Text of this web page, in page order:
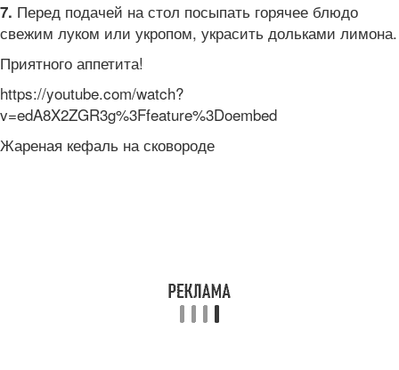
7. Перед подачей на стол посыпать горячее блюдо
свежим луком или укропом, украсить дольками лимона.
Приятного аппетита!
https://youtube.com/watch?
v=edA8X2ZGR3g%3Ffeature%3Doembed
Жареная кефаль на сковороде